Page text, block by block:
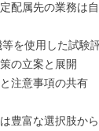
配属先の業務は
を使用した試験
の立案と展開
注意事項の共有
豊富な選択肢か